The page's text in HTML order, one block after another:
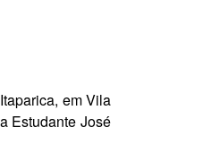
em Vila
Estudante José